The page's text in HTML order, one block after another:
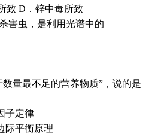
致 D．锌中毒所致
害虫，是利用光谱中的
量最不足的营养物质”，说的是
子定律
际平衡原理